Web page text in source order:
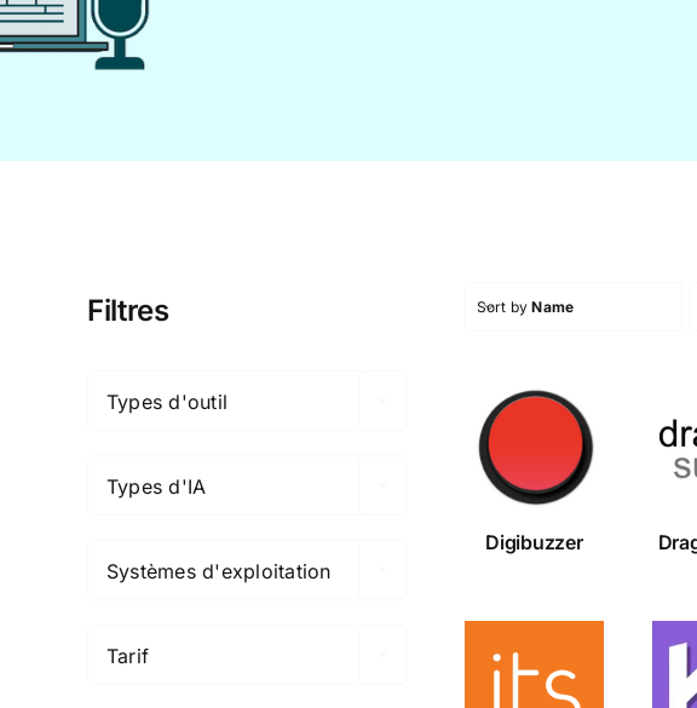
Filtres
Types d'outil
Types d'IA
Systèmes d'exploitation
Tarif
Sort byName
Digibuzzer
Digibuzzer
itslearning